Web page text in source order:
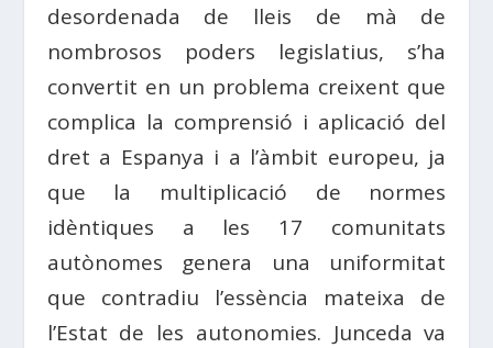
desordenada de lleis de mà de
nombrosos poders legislatius, s’ha
convertit en un problema creixent que
complica la comprensió i aplicació del
dret a Espanya i a l’àmbit europeu, ja
que la multiplicació de normes
idèntiques a les 17 comunitats
autònomes genera una uniformitat
que contradiu l’essència mateixa de
l’Estat de les autonomies. Junceda va